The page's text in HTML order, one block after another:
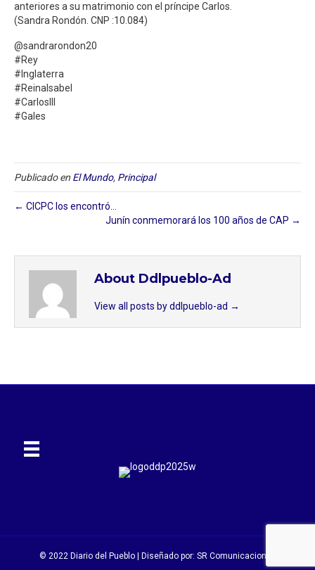
anteriores a su matrimonio con el príncipe Carlos.
(Sandra Rondón. CNP :10.084)
@sandrarondon20
#Rey
#Inglaterra
#ReinaIsabel
#CarlosIII
#Gales
Publicado en El Mundo, Principal
← CICPC los encontró…
Junín conmemorará los 100 años de CAP →
About Ddlpueblo-Ad
View all posts by ddlpueblo-ad →
© 2022 Diario del Pueblo | Diseñado por: SR Comunicaciones